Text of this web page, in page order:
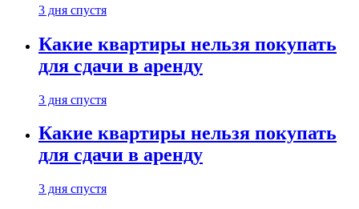
3 дня спустя
Какие квартиры нельзя покупать
для сдачи в аренду
3 дня спустя
Какие квартиры нельзя покупать
для сдачи в аренду
3 дня спустя